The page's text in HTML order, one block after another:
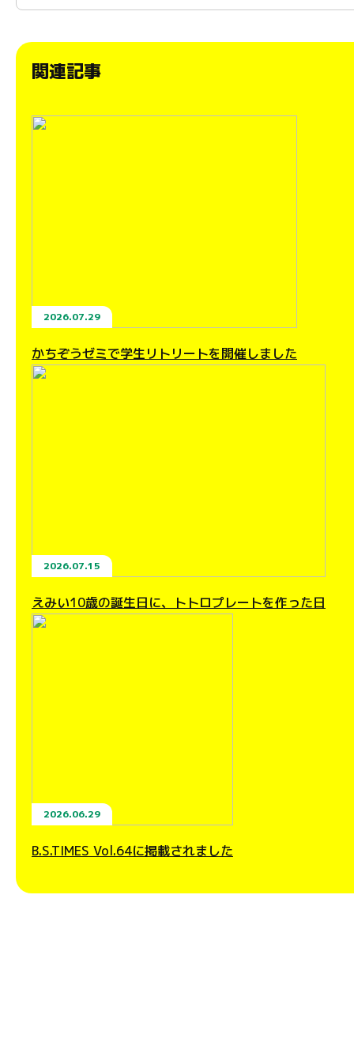
関連記事
2026.07.29
かちぞうゼミで学生リトリートを開催しました
2026.07.15
えみい10歳の誕生日に、トトロプレートを作った日
2026.06.29
B.S.TIMES Vol.64に掲載されました